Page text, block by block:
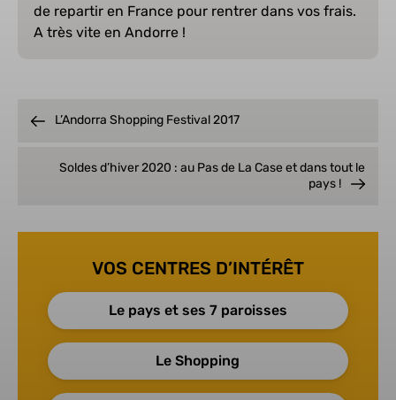
de repartir en France pour rentrer dans vos frais.
A très vite en Andorre !
VOS CENTRES D’INTÉRÊT
Le pays et ses 7 paroisses
Le Shopping
L’Andorra Shopping Festival 2017
Soldes d’hiver 2020 : au Pas de La Case et dans tout le
pays !